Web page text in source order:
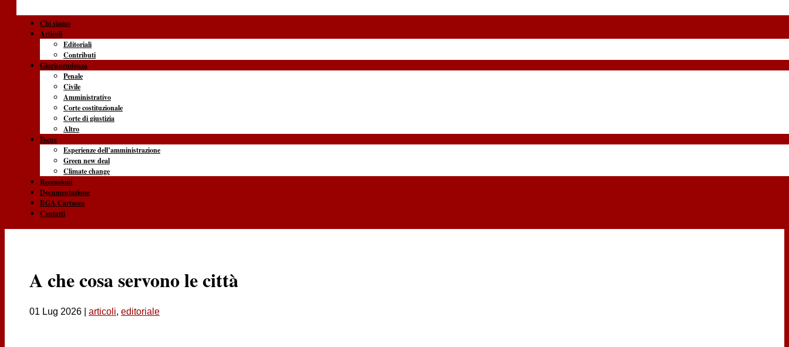
Chi siamo
Articoli
Editoriali
Contributi
Giurisprudenza
Penale
Civile
Amministrativo
Corte costituzionale
Corte di giustizia
Altro
Focus
Esperienze dell’amministrazione
Green new deal
Climate change
Recensioni
Documentazione
RGA Cartaceo
Contatti
A che cosa servono le città
01 Lug 2026 articoli, editoriale